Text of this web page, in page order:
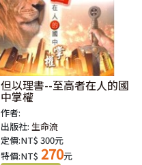
但以理書--至高者在人的國
中掌權
作者:
出版社:生命流
定價:NT$ 300元
特價:NT$ 270元